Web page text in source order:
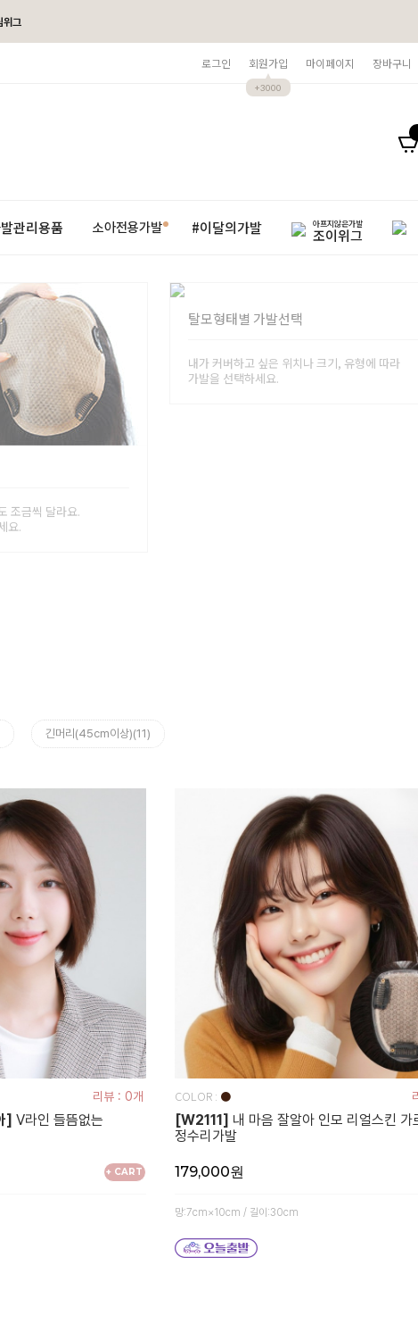
위그
로그인 회원가입
+3000
마이페이지 장바구니
관리용품 소아전용가발 #이달의가발 아프지않은가발
조이위그
조금씩 달라요.
요.
탈모형태별 가발선택
내가 커버하고 싶은 위치나 크기, 유형에 따라
가발을 선택하세요.
긴머리(45cm이상)(11)
리뷰 : 0개
] V라인 들뜸없는
+ CART
COLOR : ●
[W2111] 내 마음 잘알아 인모 리얼스킨 가
정수리가발
179,000원
망:7cm×10cm / 길이:30cm